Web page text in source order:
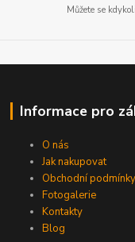
Můžete se
Informace pro
O nás
Jak nakupovat
Obchodní podmínky
Fotogalerie
Kontakty
Blog